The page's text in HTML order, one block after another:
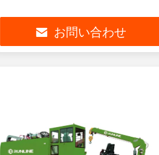
お問い合わせ